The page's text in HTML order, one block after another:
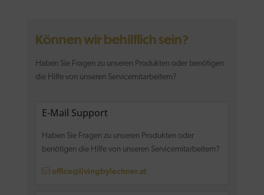
Können wir behilflich sein?
Haben Sie Fragen zu unseren Produkten oder benötigen
die Hilfe von unseren Servicemitarbeitern?
E-Mail Support
Haben Sie Fragen zu unseren Produkten oder
benötigen die Hilfe von unseren Servicemitarbeitern?
office@livingbylechner.at